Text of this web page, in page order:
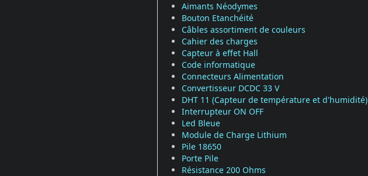
Aimants Néodymes
Bouton Etanchéité
Câbles assortiment de couleurs
Cahier des charges
Capteur à effet Hall
Code informatique
Connecteurs Alimentation
Convertisseur DCDC 33 V
DHT 11 (Capteur de température et d'humidité)
Interrupteur ON OFF
Led Bleue
Module de Charge Lithium
Pile 18650
Porte Pile
Résistance 200 Ohms